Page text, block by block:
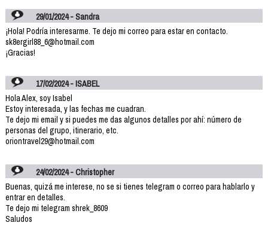
29/01/2024 - Sandra
¡Hola! Podría interesarme. Te dejo mi correo para estar en contacto.
sk8ergirl88_6@hotmail.com
¡Gracias!
17/02/2024 - ISABEL
Hola Alex, soy Isabel
Estoy interesada, y las fechas me cuadran.
Te dejo mi email y si puedes me das algunos detalles por ahí: número de
personas del grupo, itinerario, etc.
oriontravel29@hotmail.com
24/02/2024 - Christopher
Buenas, quizá me interese, no se si tienes telegram o correo para hablarlo y
entrar en detalles.
Te dejo mi telegram shrek_8609
Saludos